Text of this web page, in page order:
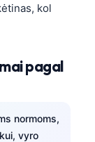
kol
pagal
normoms,
vyro